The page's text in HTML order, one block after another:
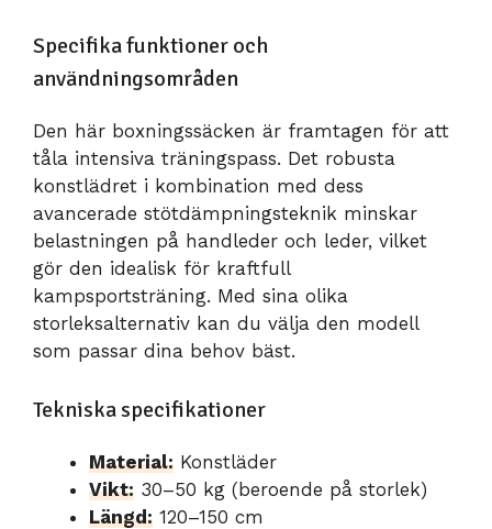
Specifika funktioner och
användningsområden
Den här boxningssäcken är framtagen för att
tåla intensiva träningspass. Det robusta
konstlädret i kombination med dess
avancerade stötdämpningsteknik minskar
belastningen på handleder och leder, vilket
gör den idealisk för kraftfull
kampsportsträning. Med sina olika
storleksalternativ kan du välja den modell
som passar dina behov bäst.
Tekniska specifikationer
Material: Konstläder
Vikt: 30–50 kg (beroende på storlek)
Längd: 120–150 cm